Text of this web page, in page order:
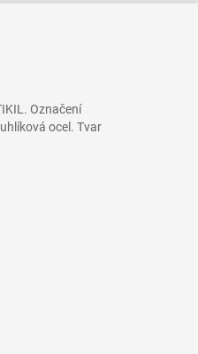
Označení
ocel. Tvar